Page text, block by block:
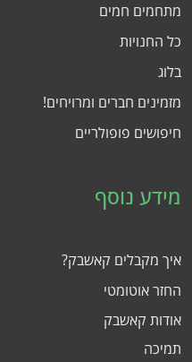
מתחמים חמים
כל החנויות
בלוג
מזמינים חברים ומרויחים!
חיפושים פופולריים
מידע נוסף
איך מקבלים קאשבק?
החזר אוטומטי
אודות קאשבק
תמיכה